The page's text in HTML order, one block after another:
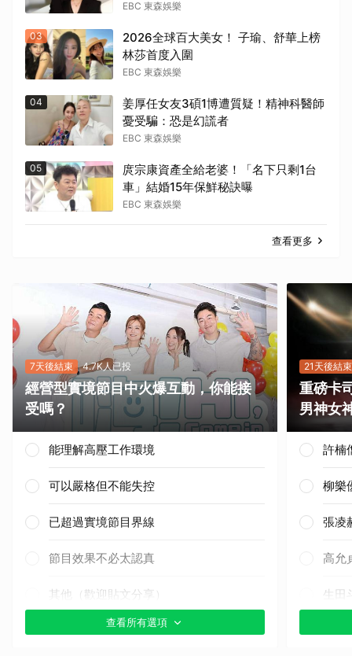
EBC 東森娛樂
03
2026全球百大美女！ 子瑜、舒華上榜
林莎首度入圍
EBC 東森娛樂
04
姜厚任女友3碩1博遭質疑！精神科醫師
憂受騙：恐是幻謊者
EBC 東森娛樂
05
庹宗康資產全給老婆！「名下只剩1台
車」結婚15年保鮮秘訣曝
EBC 東森娛樂
查看更多
7天後結束 4.7K人已投
經營型實境節目中火爆互動，你能接
受嗎？
能理解高壓工作環境
可以嚴格但不能失控
已超過實境節目界線
節目效果不必太認真
其他（歡迎貼文分享）
查看所有選項
21天後結束
重磅卡
男神女
許楠
柳樂
張凌
高允
生田